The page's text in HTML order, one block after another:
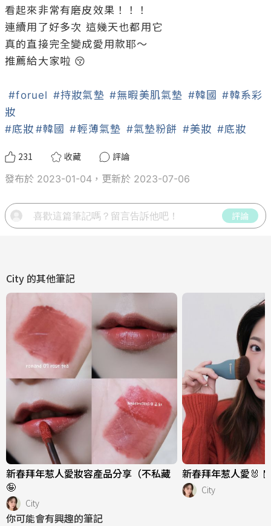
看起來非常有磨皮效果！！！
連續用了好多次 這幾天也都用它
真的直接完全變成愛用款耶～
推薦給大家啦 😚
#foruel #持妝氣墊 #無暇美肌氣墊 #韓國 #韓系彩
妝
#底妝 #韓國 #輕薄氣墊 #氣墊粉餅 #美妝 #底妝
231 收藏
評論
發布於 2023-01-04，更新於 2023-07-06
評論
City 的其他筆記
新春拜年惹人愛妝容產品分享（不私藏
🤪
City
新春拜年惹人愛🐰
City
你可能會有興趣的筆記